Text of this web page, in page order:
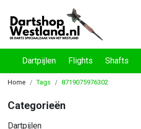
Dartpijlen Flights Shafts
Home Tags 8719075976302
Categorieën
Dartpijlen